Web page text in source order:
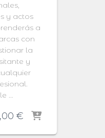
y actos
a
con
la
y
…
€ El